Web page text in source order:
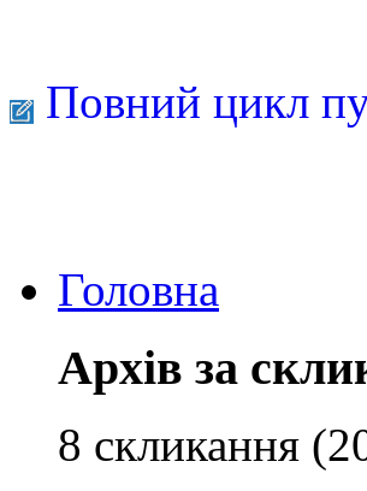
Повний цикл
Головна
Архів за
8 скликання